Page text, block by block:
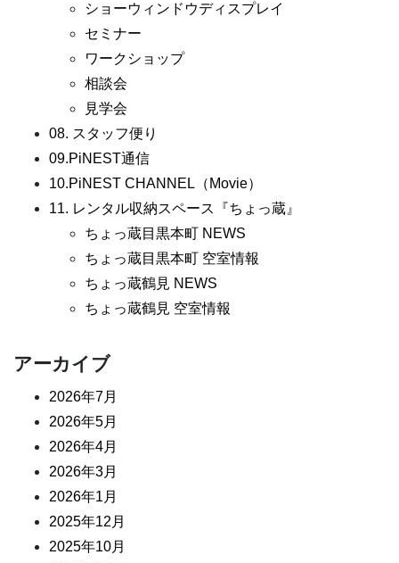
ショーウィンドウディスプレイ
セミナー
ワークショップ
相談会
見学会
08. スタッフ便り
09.PiNEST通信
10.PiNEST CHANNEL（Movie）
11. レンタル収納スペース『ちょっ蔵』
ちょっ蔵目黒本町 NEWS
ちょっ蔵目黒本町 空室情報
ちょっ蔵鶴見 NEWS
ちょっ蔵鶴見 空室情報
アーカイブ
2026年7月
2026年5月
2026年4月
2026年3月
2026年1月
2025年12月
2025年10月